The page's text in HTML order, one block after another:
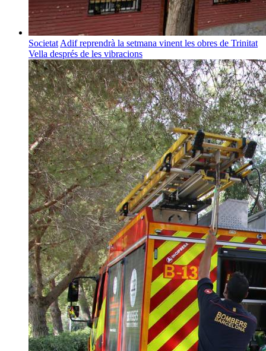
Societat Adif reprendrà la setmana vinent les obres de Trinitat
Vella després de les vibracions